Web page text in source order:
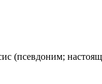
(псевдоним;